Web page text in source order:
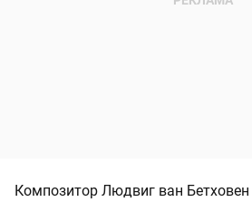
Композитор Людвиг ван